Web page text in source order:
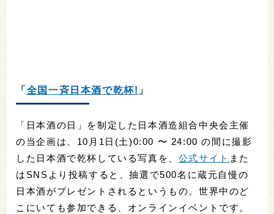
「 全国一斉日本酒で乾杯! 」
「日本酒の日」を制定した日本酒造組合中央会主催
の当企画は、10月1日(土)0:00 〜 24:00 の間に撮影
した日本酒で乾杯している写真を、 公式サイト また
はSNSより投稿すると、抽選で500名に蔵元自慢の
日本酒がプレゼントされるというもの。世界中のど
こにいても参加できる、オンラインイベントです。